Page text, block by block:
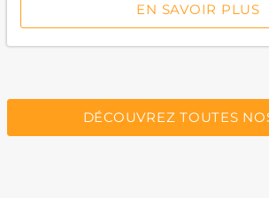
EN SAVOIR PLUS
DÉCOUVREZ TOUTES